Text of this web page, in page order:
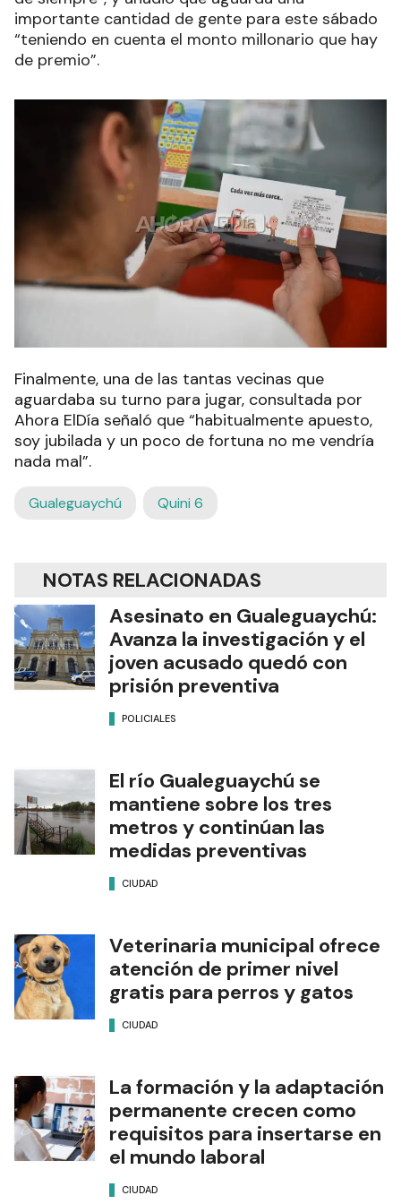
importante cantidad de gente para este sábado
“teniendo en cuenta el monto millonario que hay
de premio”.
Finalmente, una de las tantas vecinas que
aguardaba su turno para jugar, consultada por
Ahora ElDía señaló que “habitualmente apuesto,
soy jubilada y un poco de fortuna no me vendría
nada mal”.
Gualeguaychú Quini 6
NOTAS RELACIONADAS
Asesinato en Gualeguaychú:
Avanza la investigación y el
joven acusado quedó con
prisión preventiva
POLICIALES
El río Gualeguaychú se
mantiene sobre los tres
metros y continúan las
medidas preventivas
CIUDAD
Veterinaria municipal ofrece
atención de primer nivel
gratis para perros y gatos
CIUDAD
La formación y la adaptación
permanente crecen como
requisitos para insertarse en
el mundo laboral
CIUDAD